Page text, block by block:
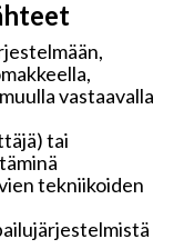
vastaavalla
tai
tekniikoiden